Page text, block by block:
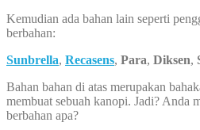
Kemudian ada bahan lain seperti
berbahan:
Sunbrella, Recasens, Para, Diksen,
Bahan bahan di atas merupakan
membuat sebuah kanopi. Jadi? Anda
berbahan apa?